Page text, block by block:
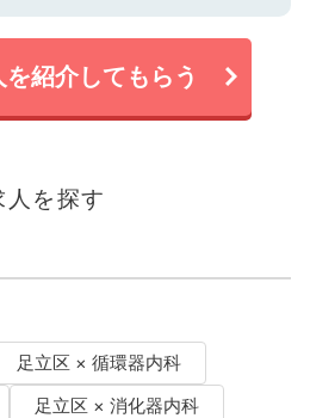
紹介してもらう
を探す
足立区 × 循環器内科
足立区 × 消化器内科